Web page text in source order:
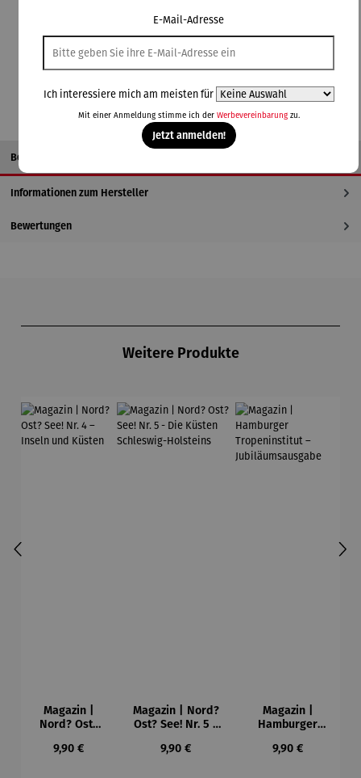
E-Paper Magazin
In den Warenkorb
Beschreibung
Informationen zum Hersteller
Bewertungen
Weitere Produkte
Magazin |
Nord? Ost?
Inseln und
Regulärer Preis:
9,90 €
Magazin | Nord?
Ost? See! Nr. 5 -
Schleswig-
Regulärer Preis:
9,90 €
Magazin |
Hamburger
Jubiläumsausga
Regulärer Preis:
9,90 €
E-Mail-Adresse
Ich interessiere mich am meisten für
Mit einer Anmeldung stimme ich der Werbevereinbarungzu.
Jetzt anmelden!